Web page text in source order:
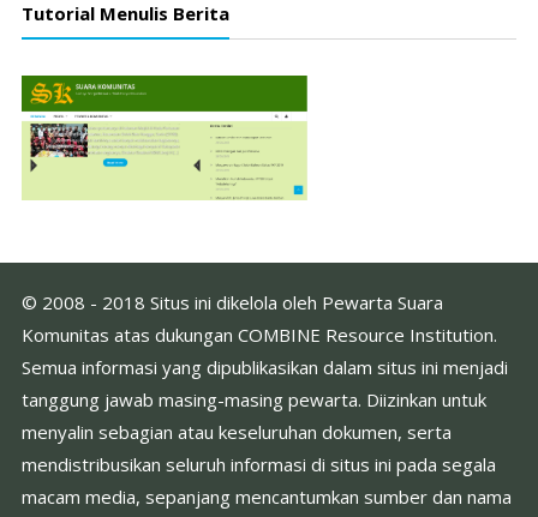
Tutorial Menulis Berita
© 2008 - 2018 Situs ini dikelola oleh Pewarta Suara
Komunitas atas dukungan COMBINE Resource Institution.
Semua informasi yang dipublikasikan dalam situs ini menjadi
tanggung jawab masing-masing pewarta. Diizinkan untuk
menyalin sebagian atau keseluruhan dokumen, serta
mendistribusikan seluruh informasi di situs ini pada segala
macam media, sepanjang mencantumkan sumber dan nama